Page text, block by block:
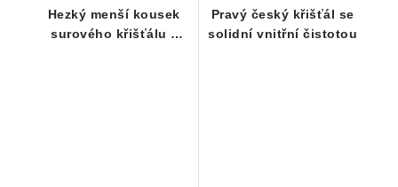
Hezký menší kousek
surového křišťálu z
Pravý český křišťál se
solidní vnitřní čistotou